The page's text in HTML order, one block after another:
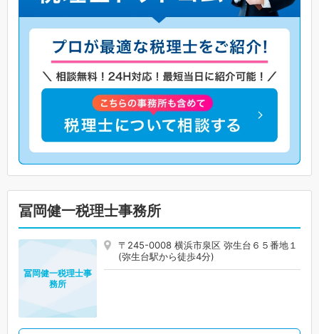
冨岡健一税理士事務所
〒245-0008 横浜市泉区 弥生台６５番地１
(弥生台駅から徒歩4分)
冨岡健一税理士事
務所